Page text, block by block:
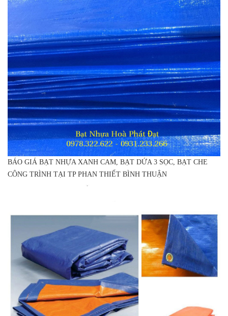
BÁO GIÁ BẠT NHỰA XANH CAM, BẠT DỨA 3 SỌC, BẠT CHE
CÔNG TRÌNH TẠI TP PHAN THIẾT BÌNH THUẬN